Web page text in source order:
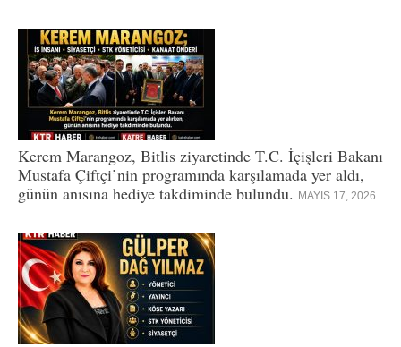
Kerem Marangoz, Bitlis ziyaretinde T.C. İçişleri Bakanı
Mustafa Çiftçi’nin programında karşılamada yer aldı,
günün anısına hediye takdiminde bulundu. MAYIS 17, 2026